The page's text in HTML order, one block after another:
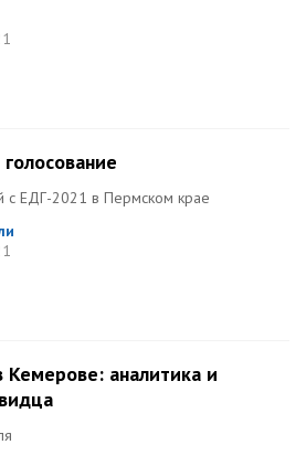
с ЕДГ-2021 в Пермском крае
аналитика и